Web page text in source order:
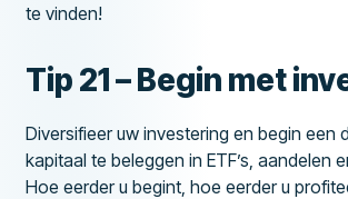
te vinden!
Tip 21 – Begin met
Diversifieer uw investering en begin een
kapitaal te beleggen in ETF’s, aandelen
Hoe eerder u begint, hoe eerder u